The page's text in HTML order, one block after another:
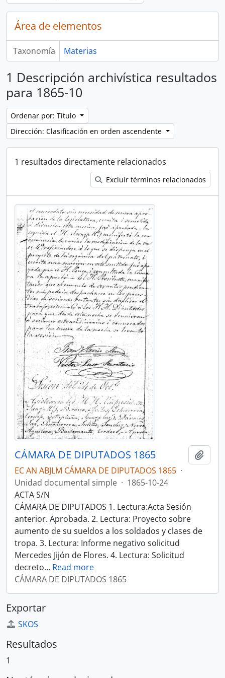
Área de elementos
Taxonomía Materias
1 Descripción archivística resultados
para 1865-10
Ordenar por: Título
Dirección: Clasificación en orden ascendente
1 resultados directamente relacionados
Excluir términos relacionados
CÁMARA DE DIPUTADOS 1865
EC AN ABJLM CÁMARA DE DIPUTADOS 1865 ·
Unidad documental simple · 1865-10-24
ACTA S/N
CÁMARA DE DIPUTADOS 1. Lectura:Acta Sesión
anterior. Aprobada. 2. Lectura: Proyecto sobre
aumento de su sueldos a los soldados y clases de
tropa. 3. Lectura: Informe negativo solicitud
Mercedes Jijón de Flores. 4. Lectura: Solicitud
decreto… Read more
CÁMARA DE DIPUTADOS 1865
Exportar
SKOS
Resultados
1